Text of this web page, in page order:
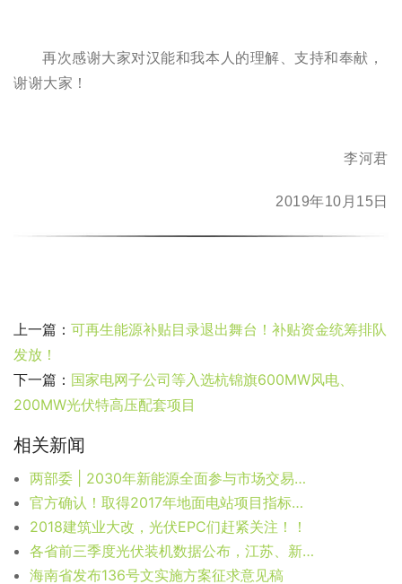
再次感谢大家对汉能和我本人的理解、支持和奉献，
谢谢大家！
李河君
2019年10月15日
上一篇： 可再生能源补贴目录退出舞台！补贴资金统筹排队
发放！
下一篇： 国家电网子公司等入选杭锦旗600MW风电、
200MW光伏特高压配套项目
相关新闻
两部委 | 2030年新能源全面参与市场交易，建成全国统一电力市场体系
官方确认！取得2017年地面电站项目指标的项目执行原有电价
2018建筑业大改，光伏EPC们赶紧关注！！
各省前三季度光伏装机数据公布，江苏、新疆、广东前三
海南省发布136号文实施方案征求意见稿